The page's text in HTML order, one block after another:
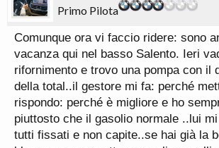
Primo Pilota
Comunque ora vi faccio ridere: sono
vacanza qui nel basso Salento. Ieri
rifornimento e trovo una pompa con il
della total..il gestore mi fa: perché
rispondo: perché è migliore e ho
piuttosto che il gasolio normale ..lui
tutti fissati e non capite..se hai già la